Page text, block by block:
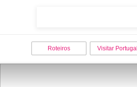
Roteiros Visitar Portugal